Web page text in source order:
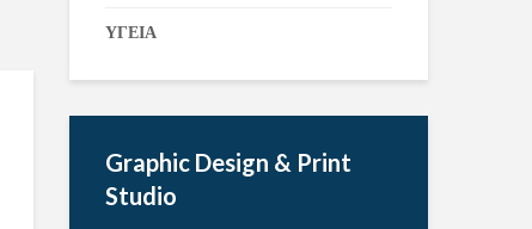
ΥΓΕΙΑ
Graphic Design & Print
Studio